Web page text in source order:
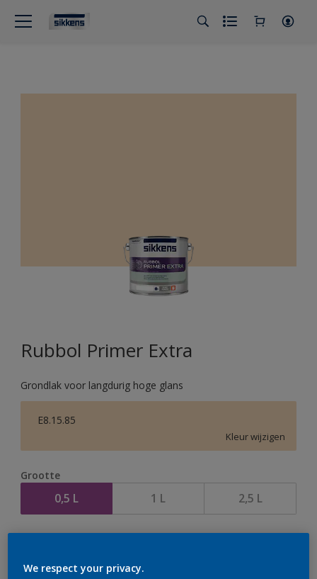
Rubbol Primer Extra
Grondlak voor langdurig hoge glans
E8.15.85
Kleur wijzigen
Grootte
0,5 L 1 L 2,5 L
We respect your privacy.